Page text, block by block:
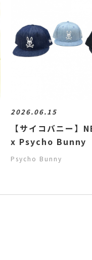
2026.06.15
【サイコバニー】
x Psycho Bunny
プ
Psycho Bunny